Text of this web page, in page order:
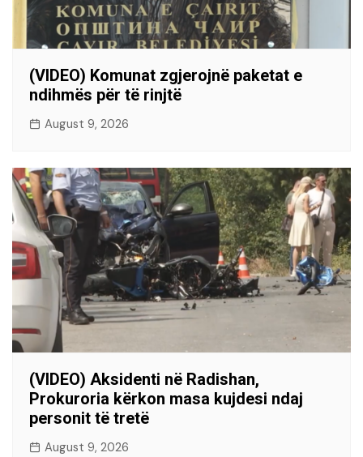
(VIDEO) Komunat zgjerojnë paketat e
ndihmës për të rinjtë
August 9, 2026
(VIDEO) Aksidenti në Radishan,
Prokuroria kërkon masa kujdesi ndaj
personit të tretë
August 9, 2026